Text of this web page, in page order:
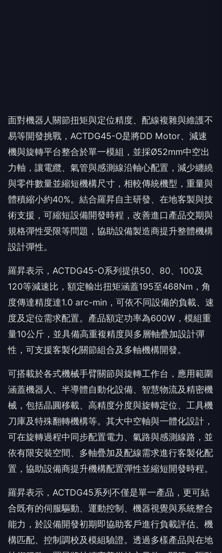
面對機器人關節扭矩與定位精度、配線複雜與維護不
易等開發挑戰，ACTDG45-O是將DD Motor、減速
機與旋轉平台整合於單一模組，並採Ø52mm中空出
力軸，讓電纜、氣管與感測線沿軸心配置，減少纏繞
與零件數量並縮短機構尺寸，相較傳統機型，重量與
體積縮小約40%。結合羅昇自主研發、在地客製與技
術支援，可縮短設備開發時程，改善進口產品交期與
規格彈性受限等問題，協助設備製造商提升整體機構
設計彈性。
羅昇表示，ACTDG45-O系列提供50、80、100及
120等減速比，額定輸出扭矩涵蓋195至468Nm，角
度傳達精度達1.0 arc-min，可依不同設備的負載、速
度及定位需求配置。產品額定功率為600W，模組重
量10公斤，並具備高重複精度與多層軸疊加設計彈
性，可支援客製化關節組合及多軸機構開發。
可搭載於各式機械手臂關節與旋轉工作台，應用範圍
涵蓋機器人、半導體自動化設備、智慧物流及精密機
械，包括晶圓移載、高精度分度與旋轉定位、工具機
刀庫及特殊翻轉機構等。其大中空軸與一體化設計，
可在旋轉過程中同步配置電力、氣路與感測線路，並
依有限安裝空間、多軸疊加及配線需求進行客製化配
置，協助設備商提升機構配置彈性並縮短開發時程。
羅昇表示，ACTDG45系列不僅是單一產品，更可結
合既有的伺服驅動、運動控制、機器視覺與系統整合
能力，於設備開發初期即協助客戶進行負載評估、機
構匹配、控制調校及模組驗證。透過多樣產品與在地